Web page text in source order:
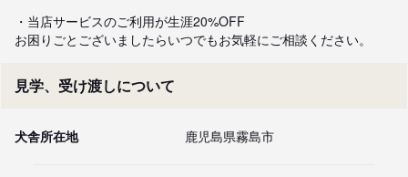
・当店サービスのご利用が生涯20%OFF
お困りごとございましたらいつでもお気軽にご相談ください。
見学、受け渡しについて
犬舎所在地 鹿児島県霧島市